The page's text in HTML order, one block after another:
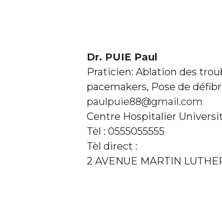
Dr. PUIE Paul
Praticien: Ablation des
pacemakers, Pose de
paulpuie88@gmail.com
Centre Hospitalier
Tèl : 0555055555
Tèl direct :
2 AVENUE MARTIN